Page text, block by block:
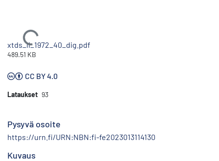
Ladataan...
xtds_li_1972_40_dig.pdf
489.51 KB
CC BY 4.0
Lataukset 93
Pysyvä osoite
https://urn.fi/URN:NBN:fi-fe2023013114130
Kuvaus